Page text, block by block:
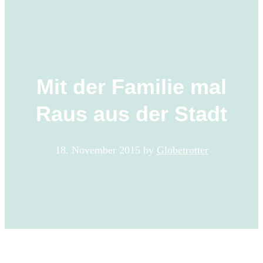
Mit der Familie mal
Raus aus der Stadt
18. November 2015 by Globetrotter